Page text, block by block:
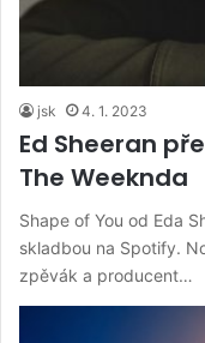
jsk 4. 1. 2023
Ed Sheeran
The Weeknda
Shape of You od Eda
skladbou na Spotify.
zpěvák a producent…